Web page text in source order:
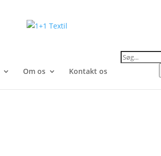
Om os Kontakt os
Products
search